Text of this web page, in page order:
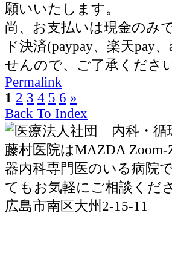
願いいたします。
尚、お支払いは現金のみ
ド決済(paypay、楽天pay
せんので、ご了承くださ
Permalink
1 2 3 4 5 6 »
Back To Index